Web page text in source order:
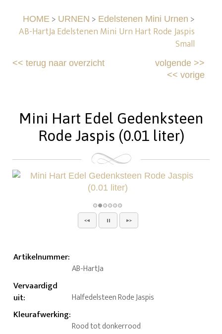
HOME> URNEN > Edelstenen Mini Urnen >
AB-HartJa Edelstenen Mini Urn Hart Rode Jaspis
Small
<<terug naar overzicht volgende>>
<< vorige
Mini Hart Edel Gedenksteen
Rode Jaspis (0.01 liter)
Artikelnummer:
AB-HartJa
Vervaardigd
uit: Halfedelsteen Rode Jaspis
Kleurafwerking:
Rood tot donkerrood